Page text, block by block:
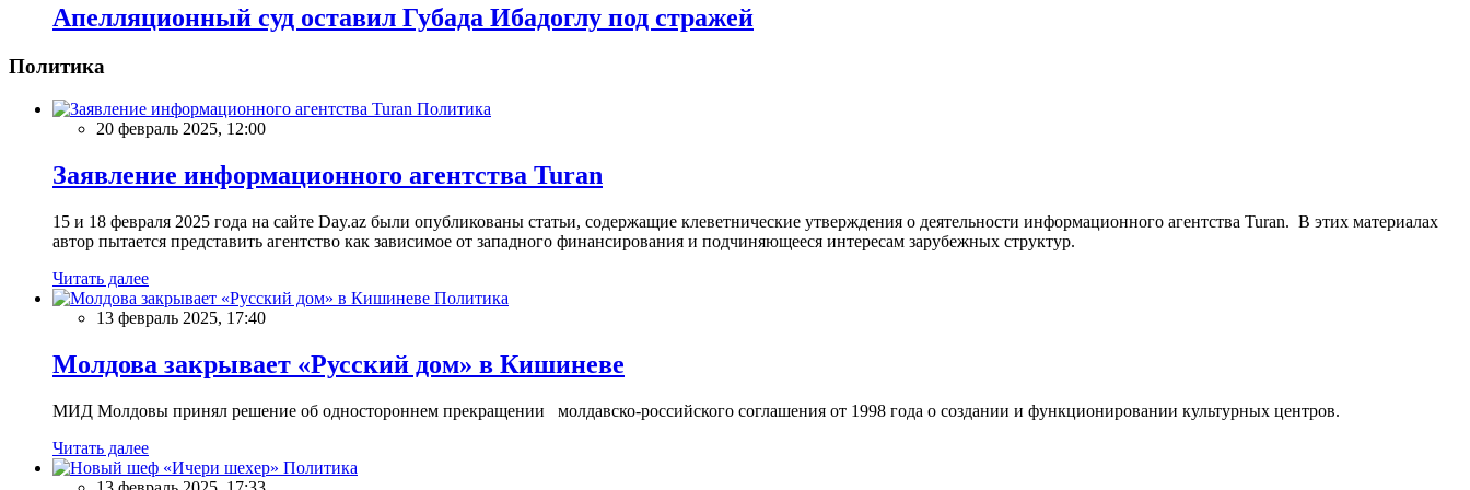
Апелляционный суд оставил Губада Ибадоглу под стражей
Политика
Политика
20 февраль 2025, 12:00
Заявление информационного агентства Turan
15 и 18 февраля 2025 года на сайте Day.az были опубликованы статьи, содержащие клеветнические утверждения о деятельности информационного агентства Turan. В этих материалах
автор пытается представить агентство как зависимое от западного финансирования и подчиняющееся интересам зарубежных структур.
Читать далее
Политика
13 февраль 2025, 17:40
Молдова закрывает «Русский дом» в Кишиневе
МИД Молдовы принял решение об одностороннем прекращении молдавско-российского соглашения от 1998 года о создании и функционировании культурных центров.
Читать далее
Политика